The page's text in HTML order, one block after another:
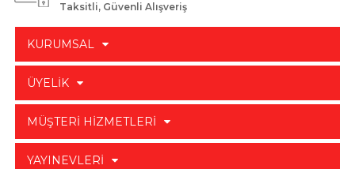
Taksitli, Güvenli Alışveriş
KURUMSAL
ÜYELİK
MÜŞTERİ HİZMETLERİ
YAYINEVLERİ